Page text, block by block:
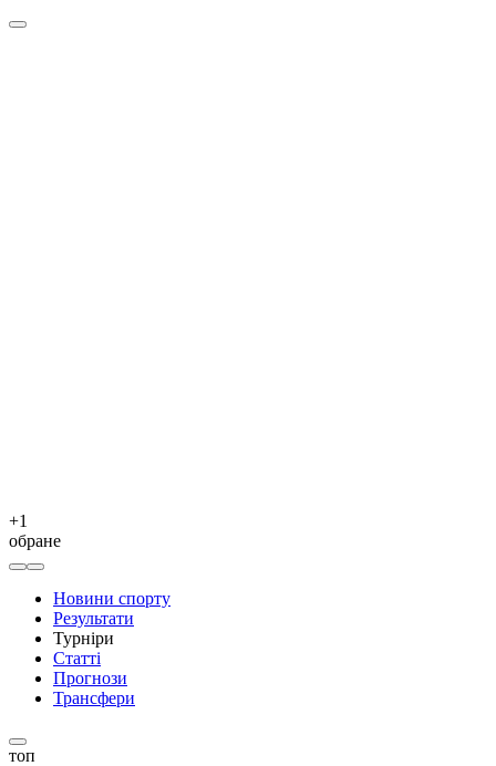
+1
обране
Новини спорту
Результати
Турніри
Статті
Прогнози
Трансфери
топ